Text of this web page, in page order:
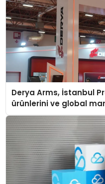
Derya Arms, İstanbul
ürünlerini ve global